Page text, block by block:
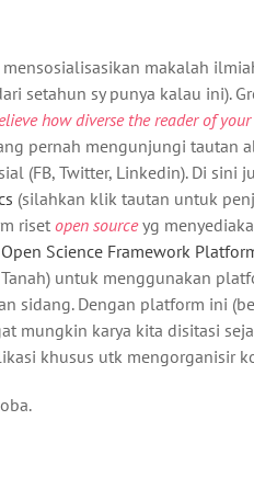
makalah
setahun sy punya kalau ini).
how diverse the reader of
pernah mengunjungi tautan
(FB, Twitter, Linkedin). Di
(silahkan klik tautan untuk
riset open sourceyg
Open Science Framework
untuk menggunakan
sidang. Dengan platform ini
mungkin karya kita disitasi
khusus utk mengorganisir